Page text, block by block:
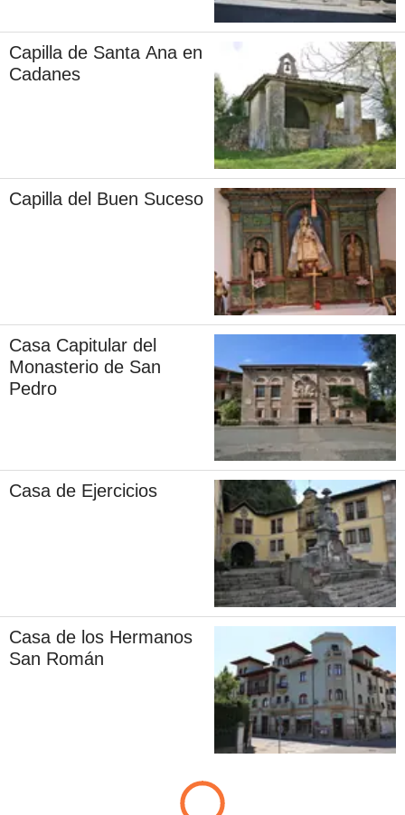
Capilla de Santa Ana en
Cadanes
Capilla del Buen Suceso
Casa Capitular del
Monasterio de San
Pedro
Casa de Ejercicios
Casa de los Hermanos
San Román